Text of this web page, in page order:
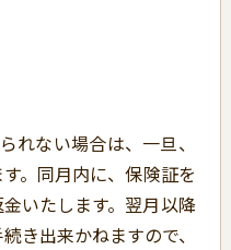
れない場合は、一旦、
。同月内に、保険証を
いたします。翌月以降
き出来かねますので、